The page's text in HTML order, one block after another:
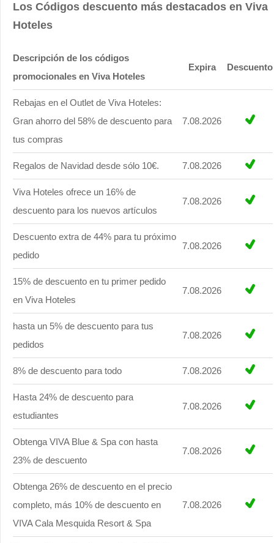
Los Códigos descuento más destacados en Viva
Hoteles
Descripción de los códigos
promocionales en Viva Hoteles
Expira Descuento
Rebajas en el Outlet de Viva Hoteles:
Gran ahorro del 58% de descuento para
tus compras
7.08.2026
Regalos de Navidad desde sólo 10€. 7.08.2026
Viva Hoteles ofrece un 16% de
descuento para los nuevos artículos
7.08.2026
Descuento extra de 44% para tu próximo
pedido
7.08.2026
15% de descuento en tu primer pedido
en Viva Hoteles
7.08.2026
hasta un 5% de descuento para tus
pedidos
7.08.2026
8% de descuento para todo 7.08.2026
Hasta 24% de descuento para
estudiantes
7.08.2026
Obtenga VIVA Blue & Spa con hasta
23% de descuento
7.08.2026
Obtenga 26% de descuento en el precio
completo, más 10% de descuento en
VIVA Cala Mesquida Resort & Spa
7.08.2026